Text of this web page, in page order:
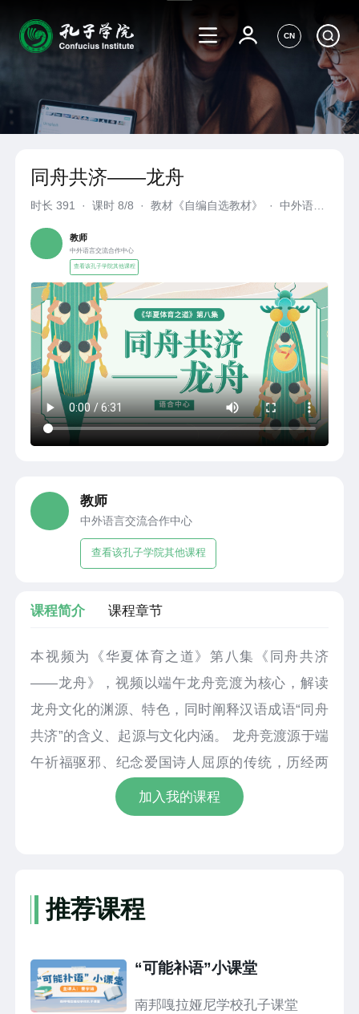
CN
同舟共济——龙舟
时长391 · 课时 8/8 · 教材《自编自选教材》 ·
中外语言
教师
中外语言交流合作中心
查看该孔子学院其他课程
教师
中外语言交流合作中心
查看该孔子学院其他课程
课程简介 课程章节
本视频为《华夏体育之道》第八集《同舟共济
——龙舟》，视频以端午龙舟竞渡为核心，解读
龙舟文化的渊源、特色，同时阐释汉语成语“同舟
共济”的含义、起源与文化内涵。 龙舟竞渡源于端
午祈福驱邪、纪念爱国诗人屈原的传统，历经两
千余年发展，从民俗活动演变为竞技体育项目，
还跻身亚运会正式赛事。节目讲述“同舟共济”的典
为中华传统文化的重要载体，龙舟不仅承载着民
族记忆，更向世界传递团结力量。本集以龙舟为
华夏体育魅力，领略中华传统民俗与语言文化的
深厚底蕴。
加入我的课程
推荐课程
“可能补语”小课堂
南邦嘎拉娅尼学校孔子课堂